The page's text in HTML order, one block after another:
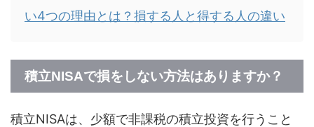
い4つの理由とは？損する人と得する人の違い
積立NISAで損をしない方法はありますか？
積立NISAは、少額で非課税の積立投資を行うこと